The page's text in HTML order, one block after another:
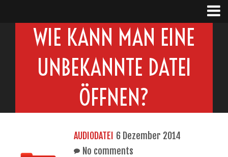
WIE KANN MAN EINE
UNBEKANNTE DATEI
ÖFFNEN?
AUDIODATEI 6 Dezember 2014
No comments